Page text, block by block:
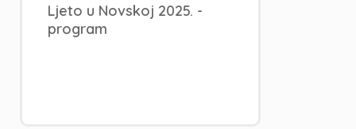
Ljeto u Novskoj 2025. -
program